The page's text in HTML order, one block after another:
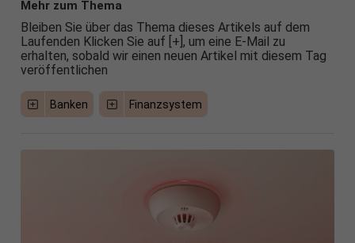
Mehr zum Thema
Bleiben Sie über das Thema dieses Artikels auf dem
Laufenden Klicken Sie auf [+], um eine E-Mail zu
erhalten, sobald wir einen neuen Artikel mit diesem Tag
veröffentlichen
Banken Finanzsystem